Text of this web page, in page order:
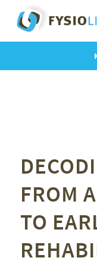
FROM
TO